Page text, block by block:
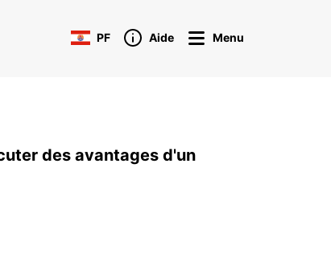
PF Aide Menu
des avantages d'un